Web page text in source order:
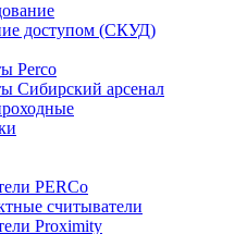
доступом (СКУД)
Perco
Сибирский арсенал
PERCo
считыватели
Proximity